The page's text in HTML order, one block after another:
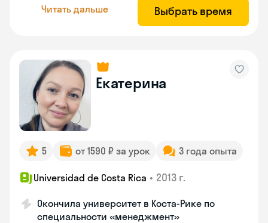
Читать дальше Выбрать время
Екатерина
5 от 1590 ₽ за урок 3 года опыта
Universidad de Costa Rica • 2013 г.
Окончила университет в Коста‑Рике по
специальности «менеджмент»